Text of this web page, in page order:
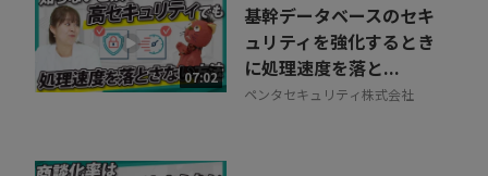
07:02
基幹データベースのセキ
ュリティを強化するとき
に処理速度を落と...
ペンタセキュリティ株式会社